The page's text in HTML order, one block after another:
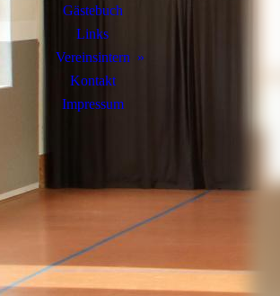
Gästebuch
Links
Vereinsintern
Kontakt
Impressum